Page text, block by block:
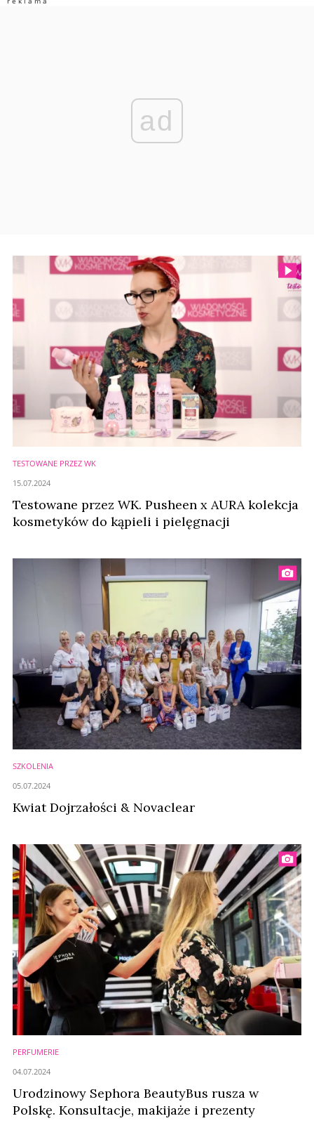
ad
TESTOWANE PRZEZ WK
Testowane przez WK. Pusheen x AURA kolekcja
kosmetyków do kąpieli i pielęgnacji
15.07.2024
SZKOLENIA
Kwiat Dojrzałości & Novaclear
05.07.2024
PERFUMERIE
Urodzinowy Sephora BeautyBus rusza w
Polskę. Konsultacje, makijaże i prezenty
04.07.2024